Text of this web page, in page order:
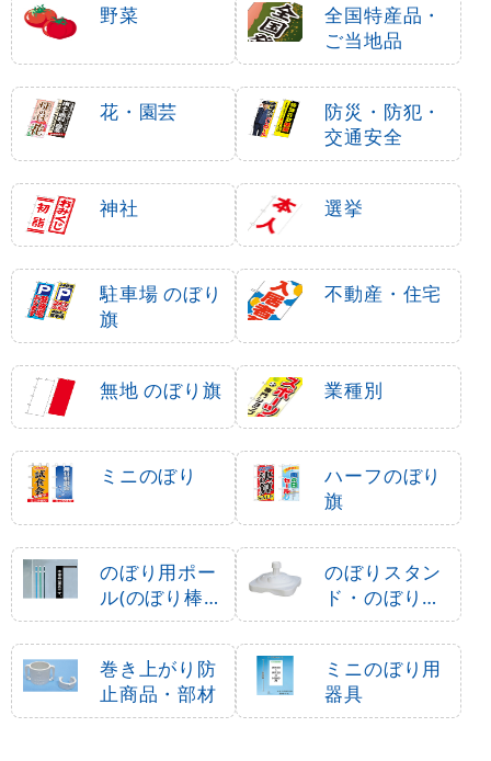
野菜
全国特産品・
ご当地品
花・園芸
防災・防犯・
交通安全
神社 選挙
駐車場 のぼり
旗
不動産・住宅
無地 のぼり旗 業種別
ミニのぼり
ハーフのぼり
旗
のぼり用ポー
ル(のぼり棒・
竿)
のぼりスタン
ド・のぼり立
て台
巻き上がり防
止商品・部材
ミニのぼり用
器具